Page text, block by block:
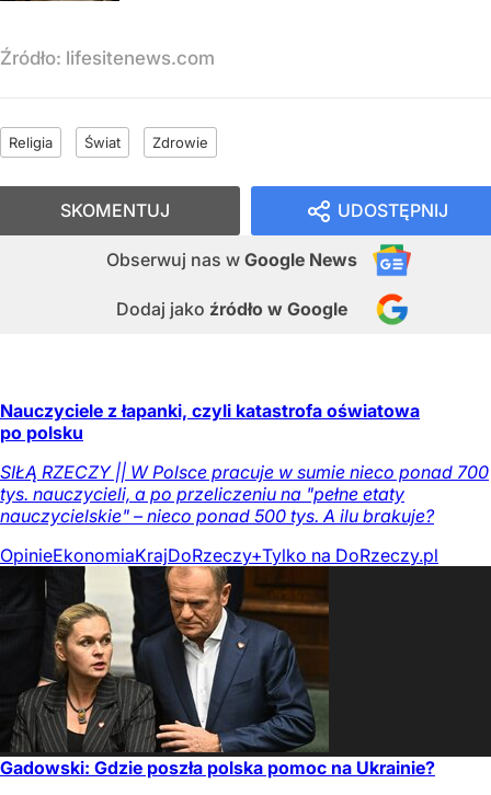
Źródło: lifesitenews.com
Religia Świat Zdrowie
UDOSTĘPNIJ
Obserwuj nas w Google News
Dodaj jako źródło w Google
SKOMENTUJ
Nauczyciele z łapanki, czyli katastrofa oświatowa
po polsku
SIŁĄ RZECZY || W Polsce pracuje w sumie nieco ponad 700
tys. nauczycieli, a po przeliczeniu na "pełne etaty
nauczycielskie" – nieco ponad 500 tys. A ilu brakuje?
OpinieEkonomiaKrajDoRzeczy+Tylko na DoRzeczy.pl
Gadowski: Gdzie poszła polska pomoc na Ukrainie?